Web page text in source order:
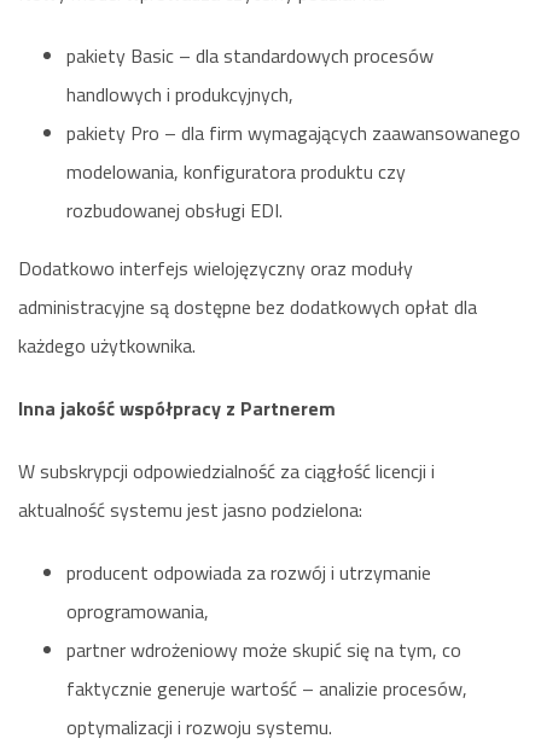
pakiety Basic – dla standardowych procesów
handlowych i produkcyjnych,
pakiety Pro – dla firm wymagających zaawansowanego
modelowania, konfiguratora produktu czy
rozbudowanej obsługi EDI.
Dodatkowo interfejs wielojęzyczny oraz moduły
administracyjne są dostępne bez dodatkowych opłat dla
każdego użytkownika.
Inna jakość współpracy z Partnerem
W subskrypcji odpowiedzialność za ciągłość licencji i
aktualność systemu jest jasno podzielona:
producent odpowiada za rozwój i utrzymanie
oprogramowania,
partner wdrożeniowy może skupić się na tym, co
faktycznie generuje wartość – analizie procesów,
optymalizacji i rozwoju systemu.